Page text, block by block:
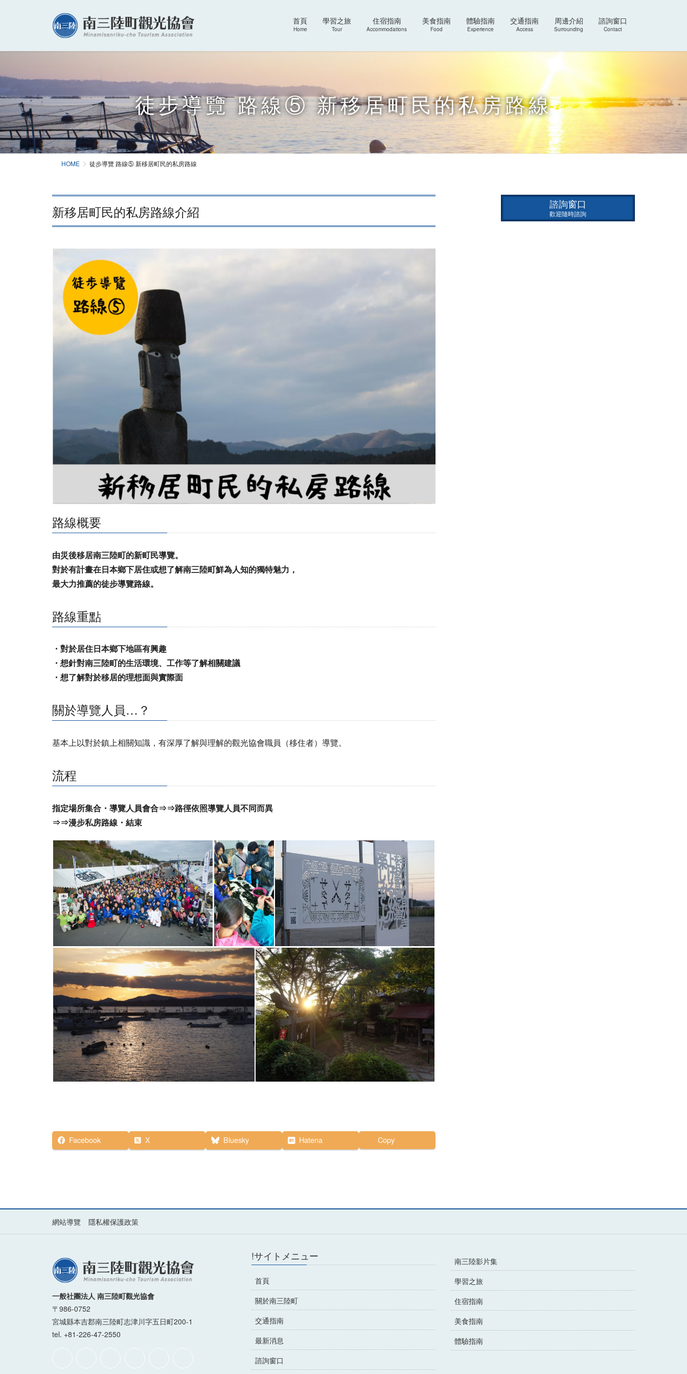
首頁
Home
學習之旅
Tour
住宿指南
Accommodations
美食指南
Food
體驗指南
Experience
交通指南
Access
周邊介紹
Surrounding
諮詢窗口
Contact
徒步導覽 路線⑤ 新移居町民的私房路線
HOME 徒步導覽 路線⑤ 新移居町民的私房路線
新移居町民的私房路線介紹
路線概要
由災後移居南三陸町的新町民導覽。
對於有計畫在日本鄉下居住或想了解南三陸町鮮為人知的獨特魅力，
最大力推薦的徒步導覽路線。
路線重點
・對於居住日本鄉下地區有興趣
・想針對南三陸町的生活環境、工作等了解相關建議
・想了解對於移居的理想面與實際面
關於導覽人員…？
基本上以對於鎮上相關知識，有深厚了解與理解的觀光協會職員（移住者）導覽。
流程
指定場所集合・導覽人員會合⇒⇒路徑依照導覽人員不同而異
⇒⇒漫步私房路線・結束
Facebook X Bluesky Hatena Copy
諮詢窗口
歡迎隨時諮詢
網站導覽 隱私權保護政策
一般社團法人 南三陸町觀光協會
〒986-0752
宮城縣本吉郡南三陸町志津川字五日町200-1
tel. +81-226-47-2550
!サイトメニュー
首頁
關於南三陸町
交通指南
最新消息
諮詢窗口
南三陸影片集
學習之旅
住宿指南
美食指南
體驗指南